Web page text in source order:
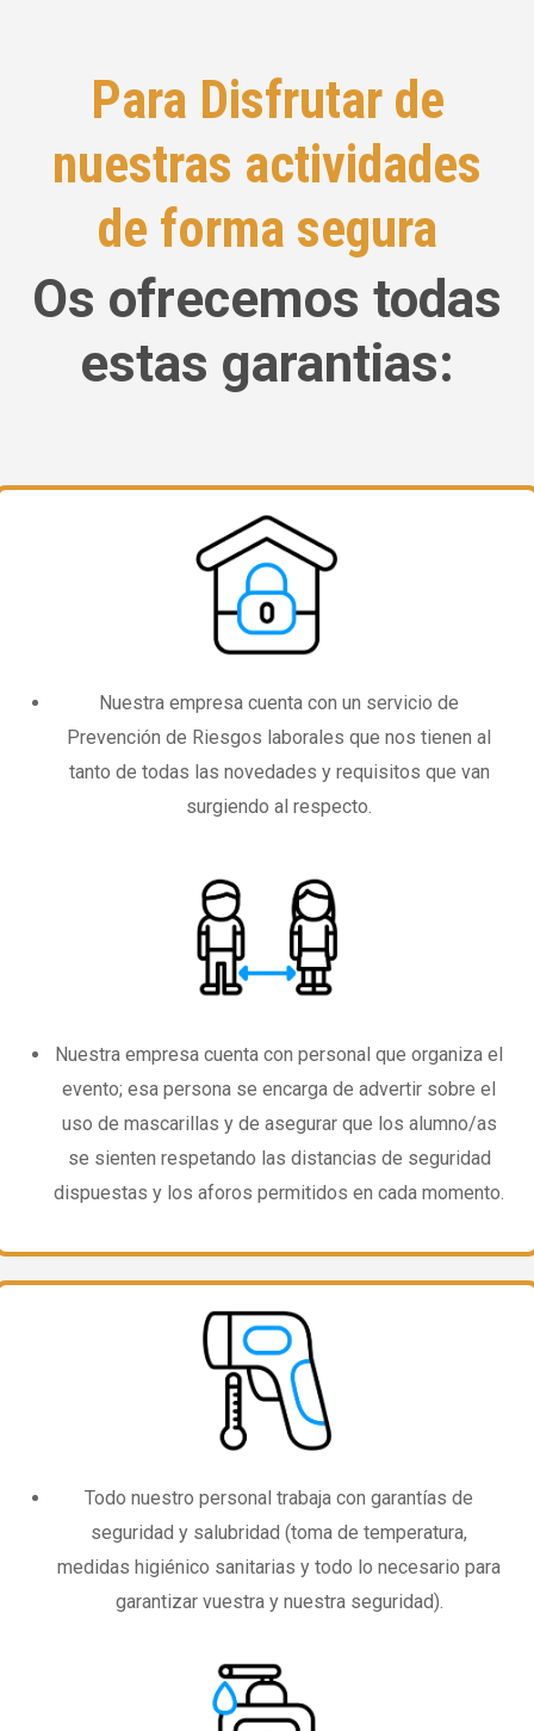
Para Disfrutar de
nuestras actividades
de forma segura
Os ofrecemos todas
estas garantias:
Nuestra empresa cuenta con un servicio de
Prevención de Riesgos laborales que nos tienen al
tanto de todas las novedades y requisitos que van
surgiendo al respecto.
Nuestra empresa cuenta con personal que organiza el
evento; esa persona se encarga de advertir sobre el
uso de mascarillas y de asegurar que los alumno/as
se sienten respetando las distancias de seguridad
dispuestas y los aforos permitidos en cada momento.
Todo nuestro personal trabaja con garantías de
seguridad y salubridad (toma de temperatura,
medidas higiénico sanitarias y todo lo necesario para
garantizar vuestra y nuestra seguridad).